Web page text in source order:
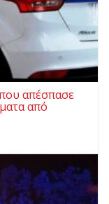
απέσπασε
από